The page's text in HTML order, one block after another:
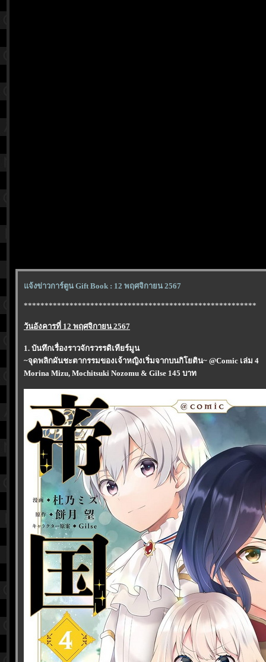
จ้งข่าวการ์ตูน Gift Book : 12 พฤศจิกายน 2567
********************************************************
วันอังคารที่ 12 พฤศจิกายน 2567
1. บันทึกเรื่องราวจักรวรรดิเทียร์มูน
~จุดพลิกผันชะตากรรมของเจ้าหญิงเริ่มจากบนกิโยติน~ @Comic เล่ม 4
Morina Mizu, Mochitsuki Nozomu & Gilse 145 บาท